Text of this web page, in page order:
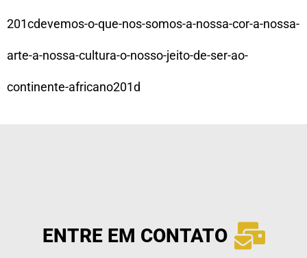
201cdevemos-o-que-nos-somos-a-nossa-cor-a-nossa-
arte-a-nossa-cultura-o-nosso-jeito-de-ser-ao-
continente-africano201d
ENTRE EM CONTATO